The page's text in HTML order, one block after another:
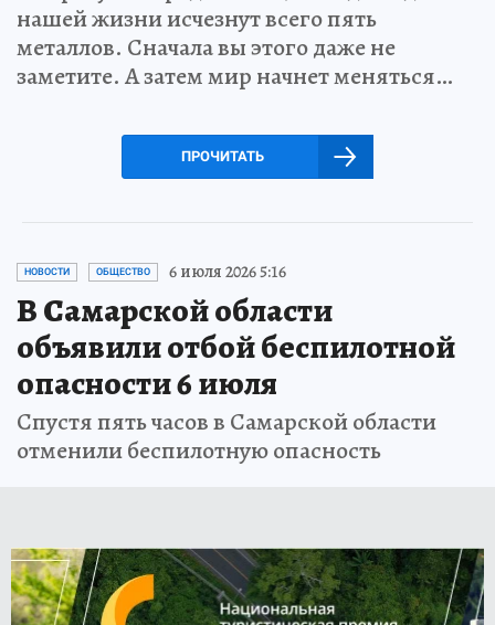
нашей жизни исчезнут всего пять
металлов. Сначала вы этого даже не
заметите. А затем мир начнет меняться…
ПРОЧИТАТЬ
НОВОСТИ ОБЩЕСТВО 6 июля 2026 5:16
В Самарской области
объявили отбой беспилотной
опасности 6 июля
Спустя пять часов в Самарской области
отменили беспилотную опасность